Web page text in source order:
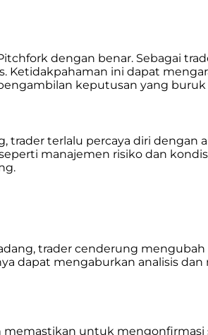
dengan benar. Sebagai
Ketidakpahaman ini dapat
keputusan yang
terlalu percaya diri dengan
manajemen risiko dan kondisi
trader cenderung mengubah
dapat mengaburkan analisis dan
untuk mengonfirmasi